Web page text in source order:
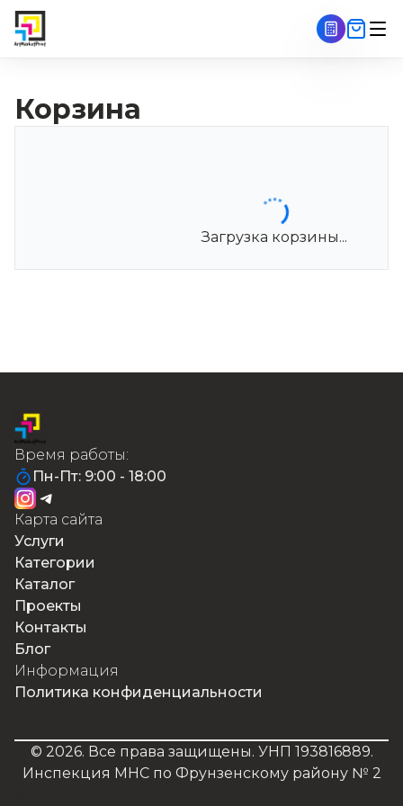
Корзина
Загрузка корзины...
Время работы:
Пн-Пт: 9:00 - 18:00
Карта сайта
Услуги
Категории
Каталог
Проекты
Контакты
Блог
Информация
Политика конфиденциальности
© 2026. Все права защищены. УНП 193816889.
Инспекция МНС по Фрунзенскому району № 2